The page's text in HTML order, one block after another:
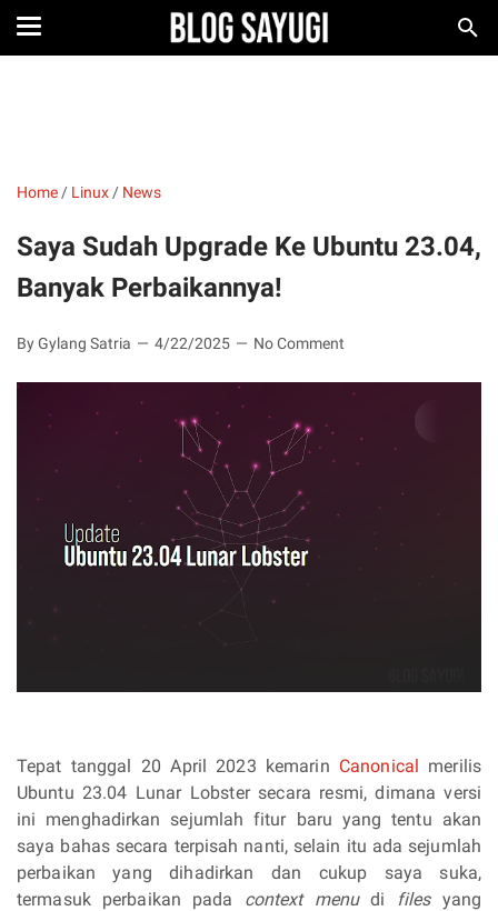
Home / Linux / News
Saya Sudah Upgrade Ke Ubuntu 23.04,
Banyak Perbaikannya!
By Gylang Satria 4/22/2025 No Comment
Tepat tanggal 20 April 2023 kemarin Canonical merilis
Ubuntu 23.04 Lunar Lobster secara resmi, dimana versi
ini menghadirkan sejumlah fitur baru yang tentu akan
saya bahas secara terpisah nanti, selain itu ada sejumlah
perbaikan yang dihadirkan dan cukup saya suka,
termasuk perbaikan pada context menudi files yang